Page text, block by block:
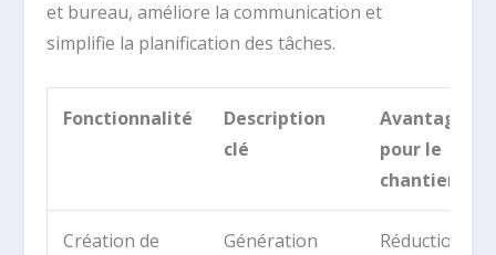
et bureau, améliore la communication et
simplifie la planification des tâches.
Fonctionnalité
Description
clé
Avantage
pour le
chantier
Création de
Génération
Réduction du